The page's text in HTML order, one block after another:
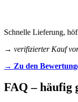
Schnelle Lieferung,
→ verifizierter Kauf
→ Zu den
FAQ –häufig